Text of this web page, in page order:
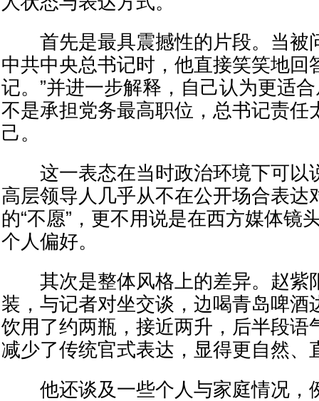
首先是最具震撼性的片段。当被
中共中央总书记时，他直接笑笑地回
记。”并进一步解释，自己认为更适
不是承担党务最高职位，总书记责任
己。
这一表态在当时政治环境下可以
高层领导人几乎从不在公开场合表达
的“不愿”，更不用说是在西方媒体镜
个人偏好。
其次是整体风格上的差异。赵紫
装，与记者对坐交谈，边喝青岛啤酒
饮用了约两瓶，接近两升，后半段语
减少了传统官式表达，显得更自然、
他还谈及一些个人与家庭情况，